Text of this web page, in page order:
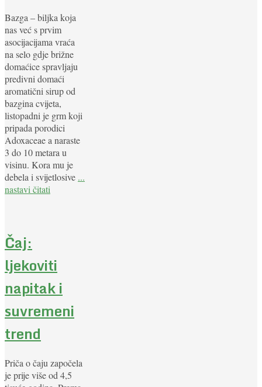
Bazga – biljka koja
nas već s prvim
asocijacijama vraća
na selo gdje brižne
domaćice spravljaju
predivni domaći
aromatični sirup od
bazgina cvijeta,
listopadni je grm koji
pripada porodici
Adoxaceae a naraste
3 do 10 metara u
visinu. Kora mu je
debela i svijetlosive ...
nastavi čitati
Čaj:
ljekoviti
napitak i
suvremeni
trend
Priča o čaju započela
je prije više od 4,5